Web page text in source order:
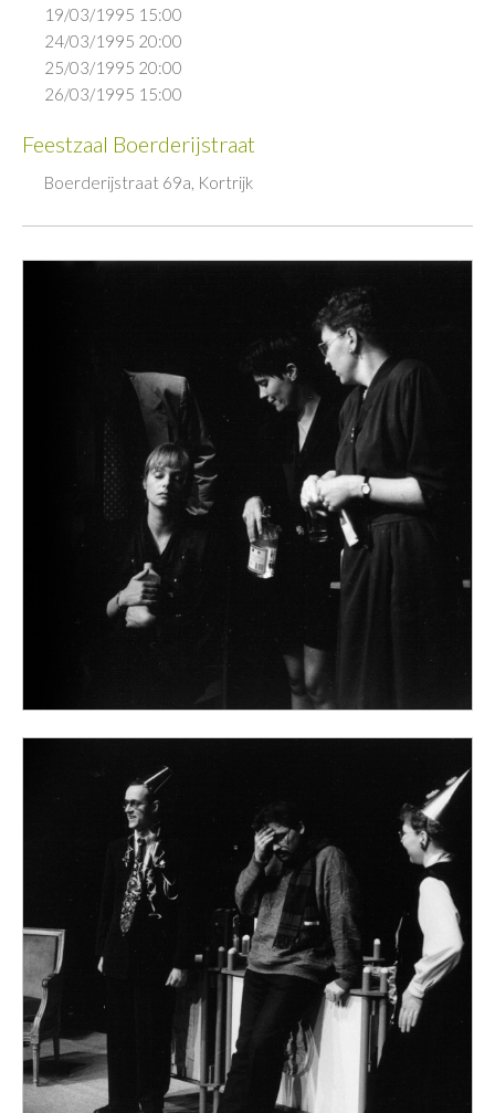
19/03/1995 15:00
24/03/1995 20:00
25/03/1995 20:00
26/03/1995 15:00
Feestzaal Boerderijstraat
Boerderijstraat 69a, Kortrijk